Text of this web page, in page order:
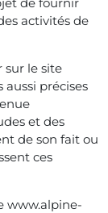
activités de
sur le site
précises
et des
de son fait ou
ces
www.alpine-